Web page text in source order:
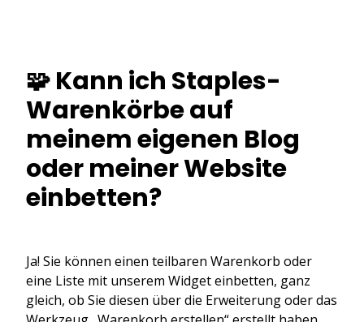
🧩 Kann ich Staples-
Warenkörbe auf
meinem eigenen Blog
oder meiner Website
einbetten?
Ja! Sie können einen teilbaren Warenkorb oder
eine Liste mit unserem Widget einbetten, ganz
gleich, ob Sie diesen über die Erweiterung oder das